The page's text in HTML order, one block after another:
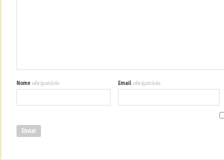
Nome obrigatório Email obrigatório